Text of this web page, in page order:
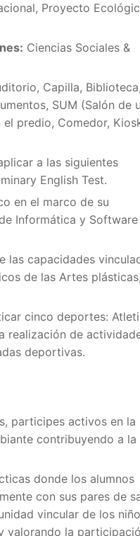
Proyecto
Ciencias Sociales &
Capilla, Biblioteca,
SUM (Salón de
predio, Comedor,
a las siguientes
English Test.
en el marco de su
Informática y
las capacidades
de las Artes
cinco deportes:
realización de
deportivas.
participes activos en la
contribuyendo a la
donde los alumnos
con sus pares de
vincular de los
valorando la